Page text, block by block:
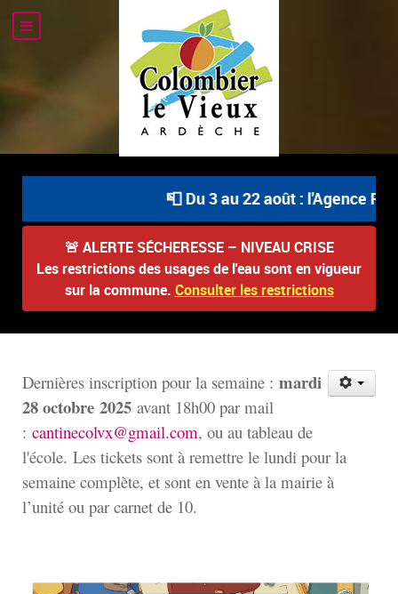
📮 Du 3 au 22 août : l'Agence
🚨 ALERTE SÉCHERESSE – NIVEAU CRISE
Les restrictions des usages de l'eau sont en vigueur
sur la commune. Consulter les restrictions
Dernières inscription pour la semaine : mardi
28 octobre 2025 avant 18h00 par mail
: cantinecolvx@gmail.com, ou au tableau de
l'école. Les tickets sont à remettre le lundi pour la
semaine complète, et sont en vente à la mairie à
l’unité ou par carnet de 10.